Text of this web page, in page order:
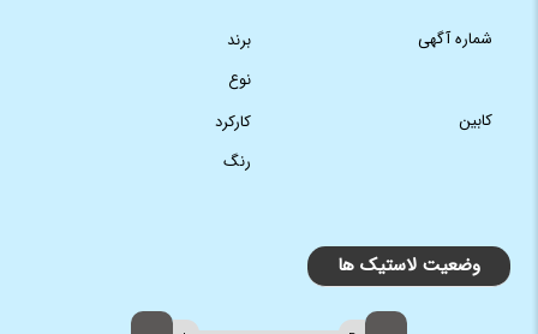
شماره آگهی
برند
نوع
کابین
کارکرد
رنگ
وضعیت لاستیک ها